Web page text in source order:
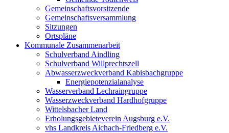
Gemeinschaftsvorsitzende
Gemeinschaftsversammlung
Sitzungen
Ortspläne
Kommunale Zusammenarbeit
Schulverband Aindling
Schulverband Willprechtszell
Abwasserzweckverband Kabisbachgruppe
Energiepotenzialanalyse
Wasserverband Lechraingruppe
Wasserzweckverband Hardhofgruppe
Wittelsbacher Land
Erholungsgebieteverein Augsburg e.V.
vhs Landkreis Aichach-Friedberg e.V.